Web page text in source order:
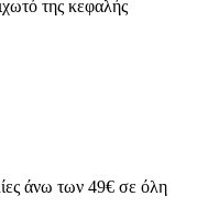
της κεφαλής
άνω των 49€ σε όλη